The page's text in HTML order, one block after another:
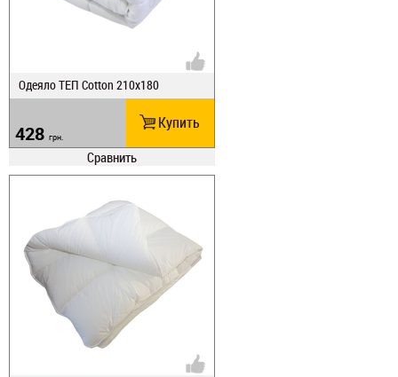
Одеяло ТЕП Cotton 210х180
428 грн.
Купить
Сравнить